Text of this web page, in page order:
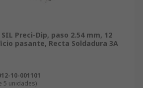
Preci-Dip, paso 2.54 mm, 12
pasante, Recta Soldadura 3A
10-001101
5 unidades)